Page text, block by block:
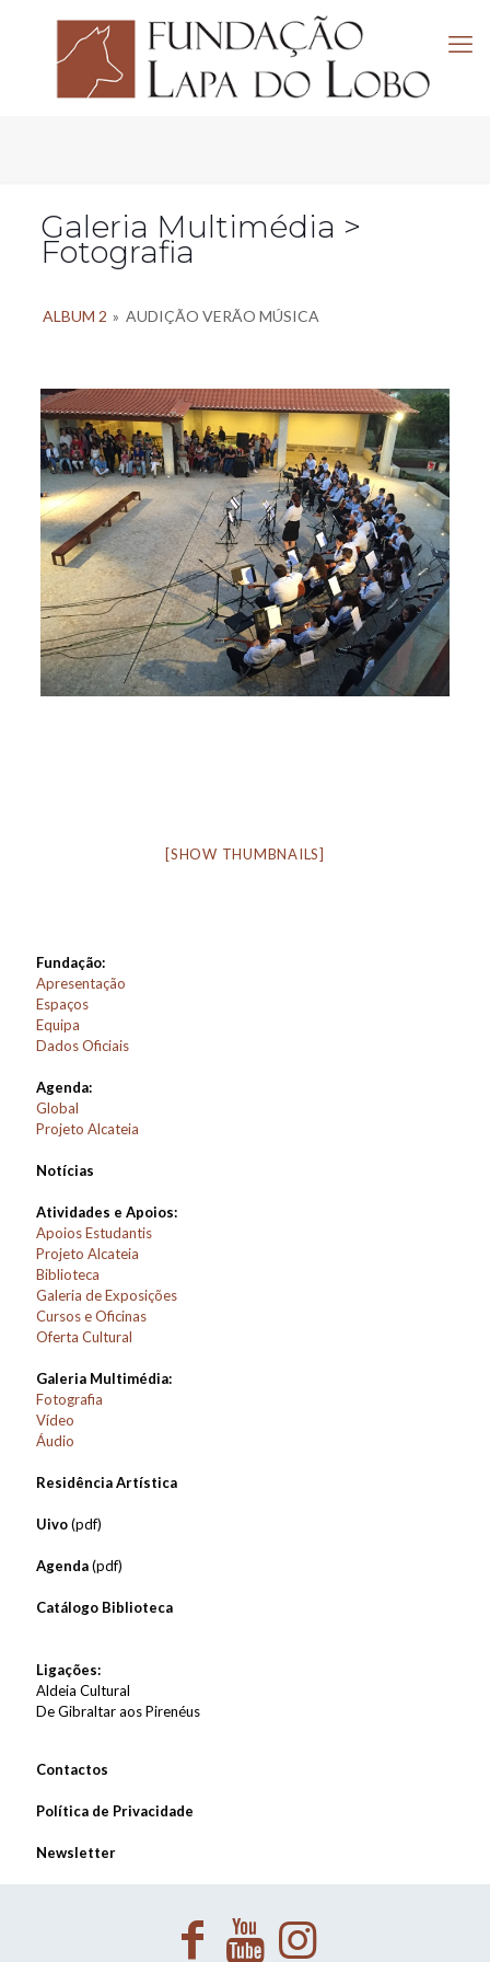
Galeria Multimédia >
Fotografia
ALBUM 2 » AUDIÇÃO VERÃO MÚSICA
[SHOW THUMBNAILS]
Fundação:
Apresentação
Espaços
Equipa
Dados Oficiais
Agenda:
Global
Projeto Alcateia
Notícias
Atividades e Apoios:
Apoios Estudantis
Projeto Alcateia
Biblioteca
Galeria de Exposições
Cursos e Oficinas
Oferta Cultural
Galeria Multimédia:
Fotografia
Vídeo
Áudio
Residência Artística
Uivo(pdf)
Agenda(pdf)
Catálogo Biblioteca
Ligações:
Aldeia Cultural
De Gibraltar aos Pirenéus
Contactos
Política de Privacidade
Newsletter